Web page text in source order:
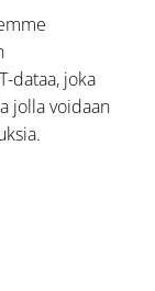
dataa, joka
jolla voidaan